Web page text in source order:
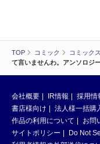
TOP コミック コミックス
て言いませんわ。アンソロジ
会社概要 IR情報 採用情
書店様向け
法人様一括購
作品の利用について
お問
サイトポリシー
Do Not